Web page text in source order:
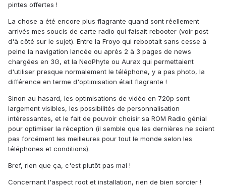
pintes offertes !
La chose a été encore plus flagrante quand sont réellement
arrivés mes soucis de carte radio qui faisait rebooter (voir post
d'à côté sur le sujet). Entre la Froyo qui rebootait sans cesse à
peine la navigation lancée ou après 2 à 3 pages de news
chargées en 3G, et la NeoPhyte ou Aurax qui permettaient
d'utiliser presque normalement le téléphone, y a pas photo, la
différence en terme d'optimisation était flagrante !
Sinon au hasard, les optimisations de vidéo en 720p sont
largement visibles, les possibilités de personnalisation
intéressantes, et le fait de pouvoir choisir sa ROM Radio génial
pour optimiser la réception (il semble que les dernières ne soient
pas forcément les meilleures pour tout le monde selon les
téléphones et conditions).
Bref, rien que ça, c'est plutôt pas mal !
Concernant l'aspect root et installation, rien de bien sorcier !